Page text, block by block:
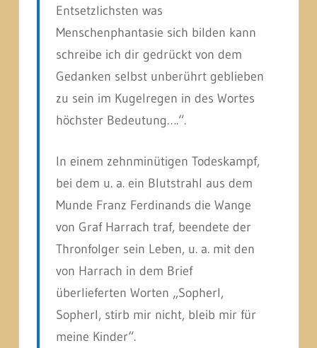
Entsetzlichsten was
Menschenphantasie sich bilden kann
schreibe ich dir gedrückt von dem
Gedanken selbst unberührt geblieben
zu sein im Kugelregen in des Wortes
höchster Bedeutung….“.
In einem zehnminütigen Todeskampf,
bei dem u. a. ein Blutstrahl aus dem
Munde Franz Ferdinands die Wange
von Graf Harrach traf, beendete der
Thronfolger sein Leben, u. a. mit den
von Harrach in dem Brief
überlieferten Worten „Sopherl,
Sopherl, stirb mir nicht, bleib mir für
meine Kinder“.